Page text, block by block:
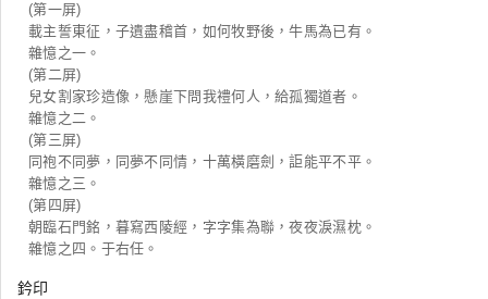
(第一屏)
載主誓東征，子遺盡稽首，如何牧野後，牛馬為已有。
雜憶之一。
(第二屏)
兒女割家珍造像，懸崖下問我禮何人，給孤獨道者。
雜憶之二。
(第三屏)
同袍不同夢，同夢不同情，十萬橫磨劍，詎能平不平。
雜憶之三。
(第四屏)
朝臨石門銘，暮寫西陵經，字字集為聯，夜夜淚濕枕。
雜憶之四。于右任。
鈐印